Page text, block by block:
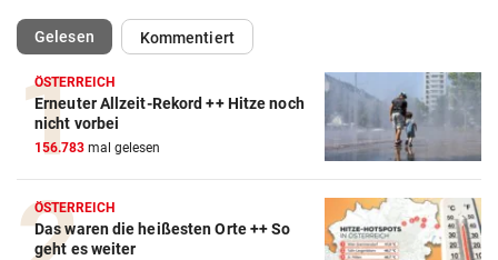
Gelesen(ausgewählt)Kommentiert
ÖSTERREICH
Erneuter Allzeit-Rekord ++ Hitze noch
nicht vorbei
156.783 mal gelesen
ÖSTERREICH
Das waren die heißesten Orte ++ So
geht es weiter